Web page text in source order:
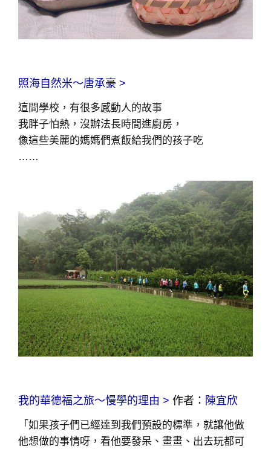
照海自然米～唐承豪 >
這間學校，有很多感動人的故事
我胖子怕熱，沒辦法長時間進廚房，
像這些美麗的媽媽們煮飯給我們的孩子吃
……
我的華德福之旅～慢學的理由 > 作者： 陳宜欣
「如果孩子們已經達到我們預設的標準，就讓他做
他想做的事情呀，看他要發呆、畫畫、出去玩都可